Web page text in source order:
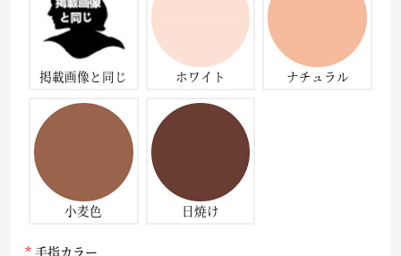
掲載画像と同じ ホワイト ナチュラル
小麦色 日焼け
手指カラー